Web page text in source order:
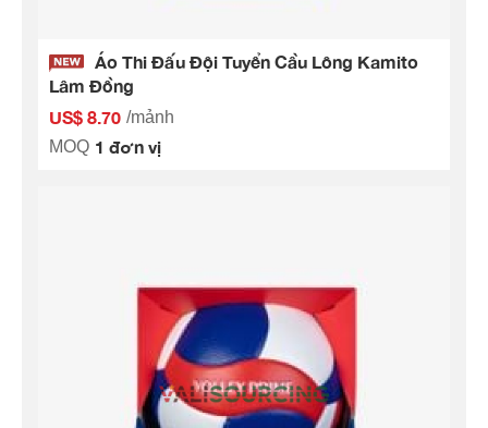
Áo Thi Đấu Đội Tuyển Cầu Lông Kamito
Lâm Đồng
US$ 8.70 /mảnh
MOQ 1 đơn vị